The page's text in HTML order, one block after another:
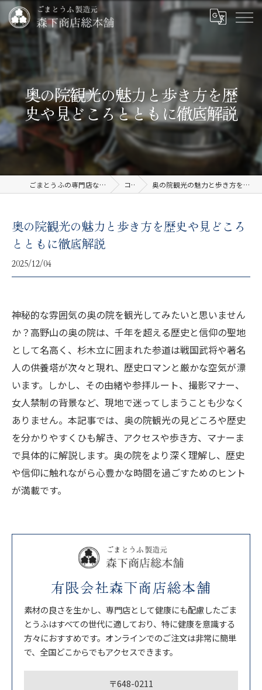
奥の院観光の魅力と歩き方を歴
史や見どころとともに徹底解説
ごまとうふの専門店なら有限会社森下商店総本舗 コラム 奥の院観光の魅力と歩き方を歴史や見どころとともに徹底解説
奥の院観光の魅力と歩き方を歴史や見どころ
とともに徹底解説
2025/12/04
神秘的な雰囲気の奥の院を観光してみたいと思いません
か？高野山の奥の院は、千年を超える歴史と信仰の聖地
として名高く、杉木立に囲まれた参道は戦国武将や著名
人の供養塔が次々と現れ、歴史ロマンと厳かな空気が漂
います。しかし、その由緒や参拝ルート、撮影マナー、
女人禁制の背景など、現地で迷ってしまうことも少なく
ありません。本記事では、奥の院観光の見どころや歴史
を分かりやすくひも解き、アクセスや歩き方、マナーま
で具体的に解説します。奥の院をより深く理解し、歴史
や信仰に触れながら心豊かな時間を過ごすためのヒント
が満載です。
有限会社森下商店総本舗
素材の良さを生かし、専門店として健康にも配慮したごま
とうふはすべての世代に適しており、特に健康を意識する
方々におすすめです。オンラインでのご注文は非常に簡単
で、全国どこからでもアクセスできます。
〒648-0211